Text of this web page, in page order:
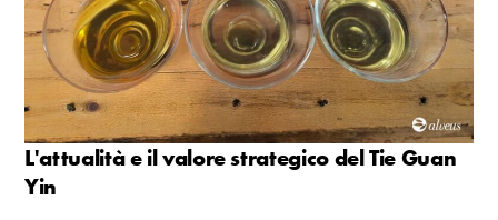
L'attualità e il valore strategico del Tie Guan
Yin